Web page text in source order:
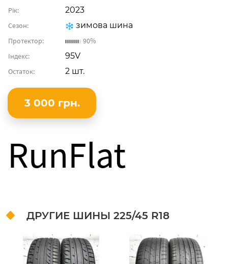
Рік: 2023
Сезон: зимова шина
Протектор:
90%
Індекс:
95V
Остаток: 2 шт.
3 000 грн.
RunFlat
ДРУГИЕ ШИНЫ 225/45 R18